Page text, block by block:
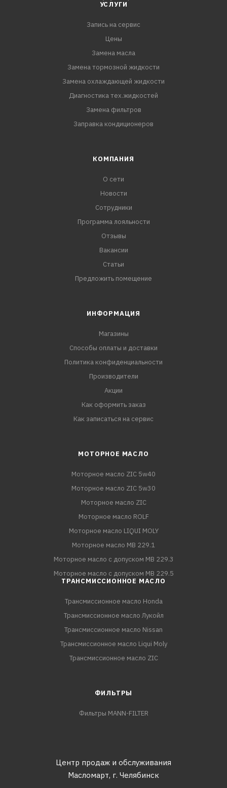
- Без спирта и глицерина. Сохраняет
резинотехнические изделия
- Защищает от коррозии и накипи
- Флуоресцентный краситель позволяет с помощью
УСЛУГИ
Запись на сервис
Цены
Замена масла
Замена тормозной жидкости
Замена охлаждающей жидкости
Диагностика тех.жидкостей
Замена фильтров
Заправка кондиционеров
КОМПАНИЯ
О сети
Новости
Сотрудники
Программа лояльности
Отзывы
Вакансии
Статьи
Предложить помещение
ИНФОРМАЦИЯ
Магазины
Способы оплаты и доставки
Политика конфиденциальности
Производители
Акции
Как оформить заказ
Как записаться на сервис
МОТОРНОЕ МАСЛО
Моторное масло ZIC 5w40
Моторное масло ZIC 5w30
Моторное масло ZIC
Моторное масло ROLF
Моторное масло LIQUI MOLY
Моторное масло MB 229.1
Моторное масло с допуском MB 229.3
Моторное масло с допуском MB 229.5
ТРАНСМИССИОННОЕ МАСЛО
Трансмиссионное масло Honda
Трансмиссионное масло Лукойл
Трансмиссионное масло Nissan
Трансмиссионное масло Liqui Moly
Трансмиссионное масло ZIC
ФИЛЬТРЫ
Фильтры MANN-FILTER
Центр продаж и обслуживания
Масломарт, г. Челябинск